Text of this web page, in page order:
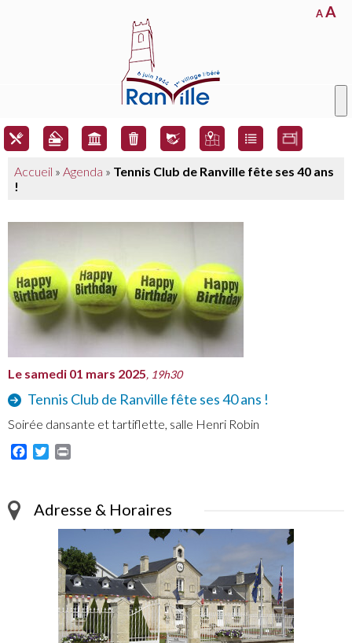
AA
Accueil » Agenda » Tennis Club de Ranville fête ses 40 ans
!
Le samedi 01 mars 2025, 19h30
Tennis Club de Ranville fête ses 40 ans !
Soirée dansante et tartiflette, salle Henri Robin
Facebook
Twitter
Adresse & Horaires